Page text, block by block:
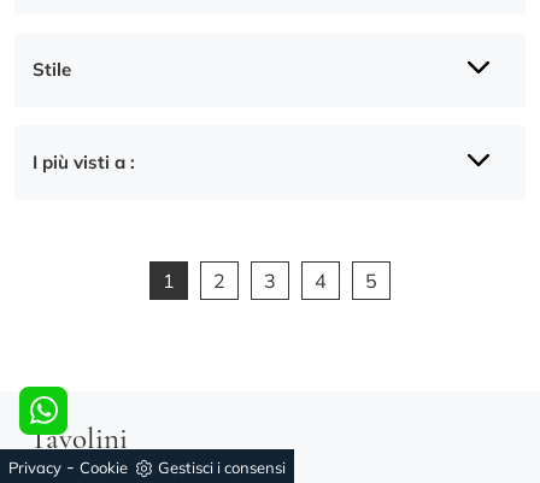
Stile
I più visti a :
1 2 3 4 5
Tavolini
Privacy - Cookie Gestisci i consensi